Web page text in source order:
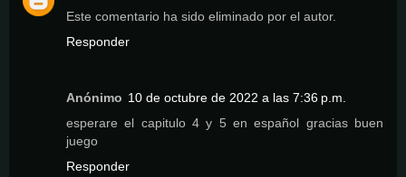
Este comentario ha sido eliminado por el autor.
Responder
Anónimo 10 de octubre de 2022 a las 7:36 p.m.
esperare el capitulo 4 y 5 en español gracias buen
juego
Responder